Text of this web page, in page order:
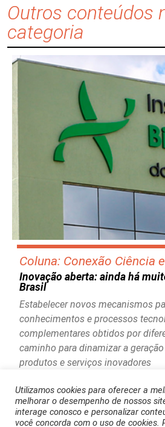
Outros conteúdos
categoria
Coluna: Conexão Ciência
Inovação aberta: ainda há
Brasil
Estabelecer novos mecanismos
conhecimentos e processos
complementares obtidos por
caminho para dinamizar a
produtos e serviços inovadores
Utilizamos cookies para oferecer a
melhorar o desempenho de nossos
interage conosco e personalizar
você concorda com o uso de cookies.